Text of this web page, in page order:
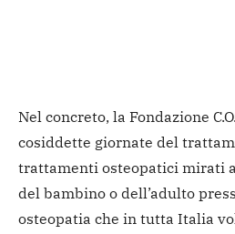
Nel concreto, la Fondazione
cosiddette giornate del
trattamenti osteopatici mirati
del bambino o dell’adulto
osteopatia che in tutta Italia